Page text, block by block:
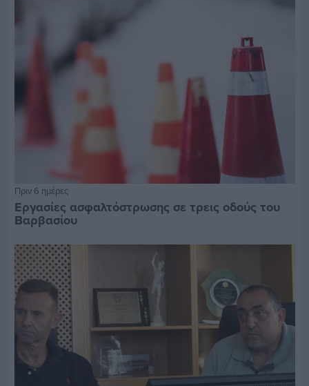
Πριν 6 ημέρες
Εργασίες ασφαλτόστρωσης σε τρεις οδούς του
Βαρβασίου